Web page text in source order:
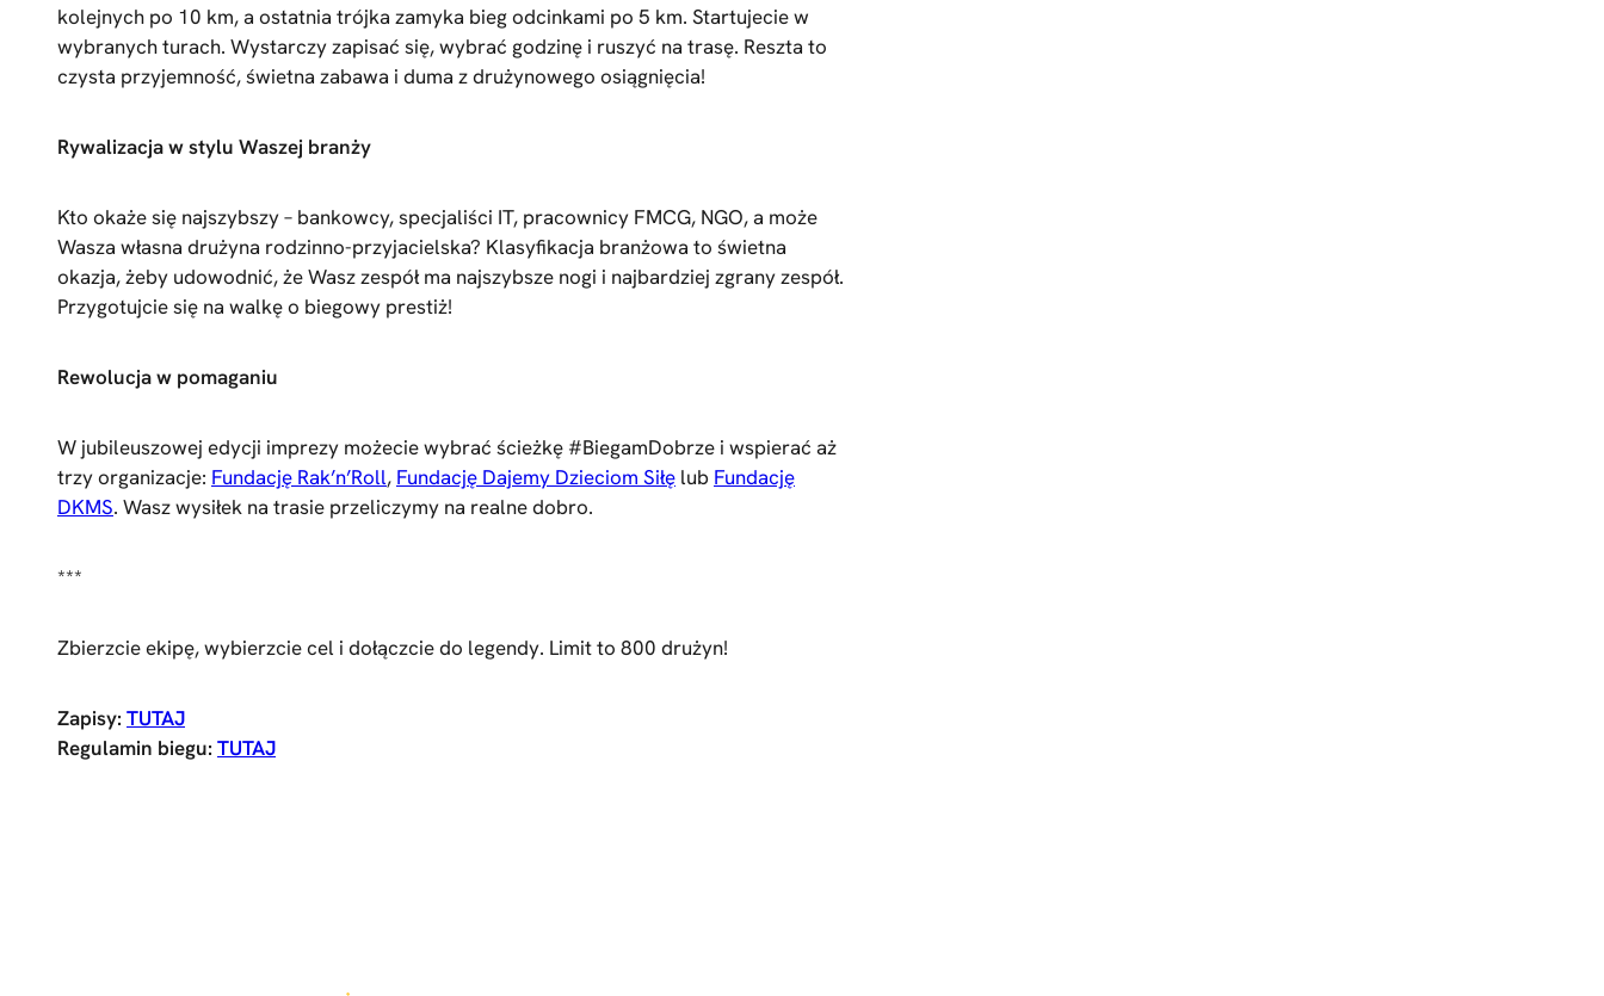
kolejnych po 10 km, a ostatnia trójka zamyka bieg odcinkami po 5 km. Startujecie w
wybranych turach. Wystarczy zapisać się, wybrać godzinę i ruszyć na trasę. Reszta to
czysta przyjemność, świetna zabawa i duma z drużynowego osiągnięcia!
Rywalizacja w stylu Waszej branży
Kto okaże się najszybszy – bankowcy, specjaliści IT, pracownicy FMCG, NGO, a może
Wasza własna drużyna rodzinno-przyjacielska? Klasyfikacja branżowa to świetna
okazja, żeby udowodnić, że Wasz zespół ma najszybsze nogi i najbardziej zgrany zespół.
Przygotujcie się na walkę o biegowy prestiż!
Rewolucja w pomaganiu
W jubileuszowej edycji imprezy możecie wybrać ścieżkę #BiegamDobrze i wspierać aż
trzy organizacje: Fundację Rak’n’Roll, Fundację Dajemy Dzieciom Siłę lub Fundację
DKMS. Wasz wysiłek na trasie przeliczymy na realne dobro.
***
Zbierzcie ekipę, wybierzcie cel i dołączcie do legendy. Limit to 800 drużyn!
Zapisy: TUTAJ
Regulamin biegu: TUTAJ